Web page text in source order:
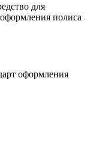
для
полиса
оформления